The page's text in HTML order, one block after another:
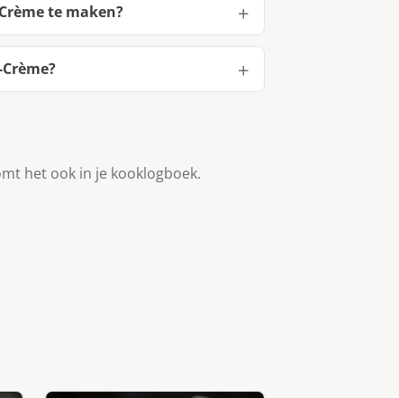
te maken?
het ook in je kooklogboek.